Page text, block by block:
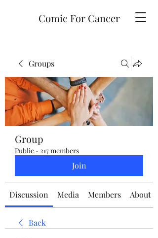
Comic For Cancer
Groups
Group
Public · 217 members
Join
Discussion Media Members About
Back